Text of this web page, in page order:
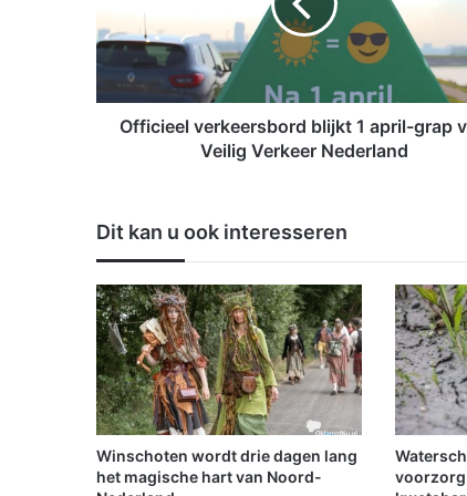
i
e
l
e
r
s
b
o
r
d
b
l
i
j
Officieel verkeersbord blijkt 1 april-grap
Veilig Verkeer Nederland
Dit kan u ook interesseren
Winschoten wordt drie dagen lang
het magische hart van Noord-
voorzorg